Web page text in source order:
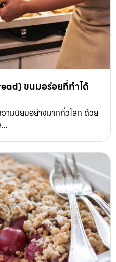
ขนมอร่อยที่ทำได้
ามนิยมอย่างมากทั่วโลก ด้วย